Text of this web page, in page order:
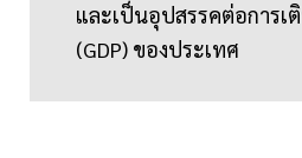
และเป็นอุปสรรคต่อการเ
(GDP) ของประเทศ